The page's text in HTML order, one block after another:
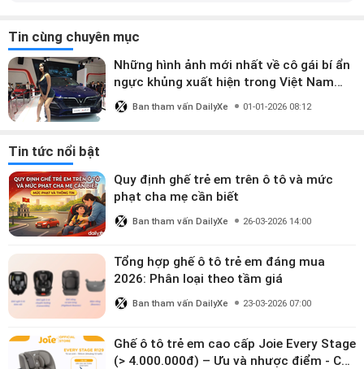
Tin cùng chuyên mục
Những hình ảnh mới nhất về cô gái bí ẩn
ngực khủng xuất hiện trong Việt Nam
Motor Show
Ban tham vấn DailyXe 01-01-2026 08:12
Tin tức nổi bật
Quy định ghế trẻ em trên ô tô và mức
phạt cha mẹ cần biết
Ban tham vấn DailyXe 26-03-2026 14:00
Tổng hợp ghế ô tô trẻ em đáng mua
2026: Phân loại theo tầm giá
Ban tham vấn DailyXe 23-03-2026 07:00
Ghế ô tô trẻ em cao cấp Joie Every Stage
(> 4.000.000đ) – Ưu và nhược điểm - Có